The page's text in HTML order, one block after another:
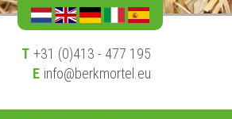
T +31 (0)413 - 477 195
E info@berkmortel.eu